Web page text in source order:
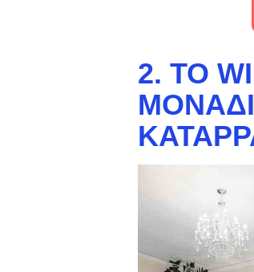
2. ΤΟ